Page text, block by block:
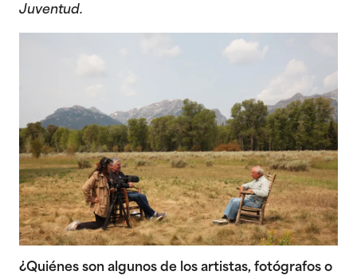
Juventud.
¿Quiénes son algunos de los artistas, fotógrafos o